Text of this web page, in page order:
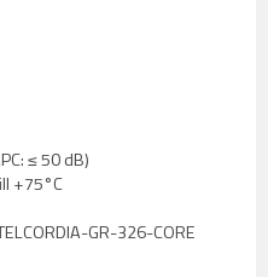
≤ 50 dB)
+75°C
GR-326-CORE